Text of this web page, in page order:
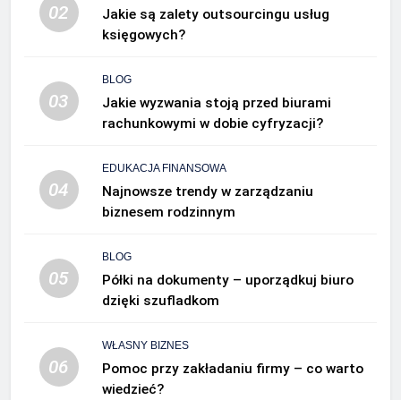
02
Jakie są zalety outsourcingu usług
księgowych?
03
BLOG
Jakie wyzwania stoją przed biurami
rachunkowymi w dobie cyfryzacji?
04
EDUKACJA FINANSOWA
Najnowsze trendy w zarządzaniu
biznesem rodzinnym
05
BLOG
Półki na dokumenty – uporządkuj biuro
dzięki szufladkom
06
WŁASNY BIZNES
Pomoc przy zakładaniu firmy – co warto
wiedzieć?